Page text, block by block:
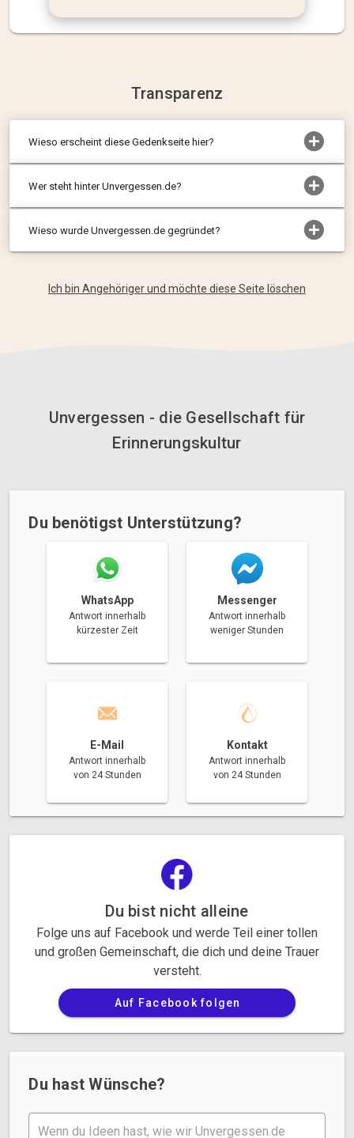
Transparenz
Wieso erscheint diese Gedenkseite hier?
Wer steht hinter Unvergessen.de?
Wieso wurde Unvergessen.de gegründet?
Ich bin Angehöriger und möchte diese Seite löschen
Unvergessen - die Gesellschaft für
Erinnerungskultur
Du benötigst Unterstützung?
WhatsApp
Antwort innerhalb
kürzester Zeit
Messenger
Antwort innerhalb
weniger Stunden
E-Mail
Antwort innerhalb
von 24 Stunden
Kontakt
Antwort innerhalb
von 24 Stunden
Du bist nicht alleine
Folge uns auf Facebook und werde Teil einer tollen
und großen Gemeinschaft, die dich und deine Trauer
versteht.
Auf Facebook folgen
Du hast Wünsche?